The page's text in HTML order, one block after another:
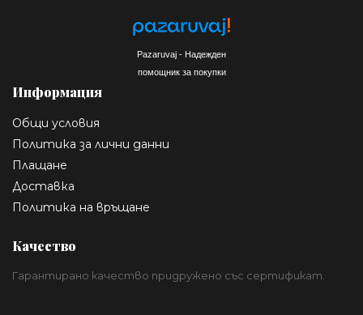
Pazaruvaj - Надежден
помощник за покупки
Информация
Общи условия
Политика за лични данни
Плащане
Доставка
Политика на връщане
Качество
Гарантирано качество придружено със сертификат.